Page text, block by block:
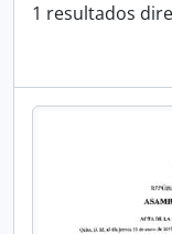
1 resultados